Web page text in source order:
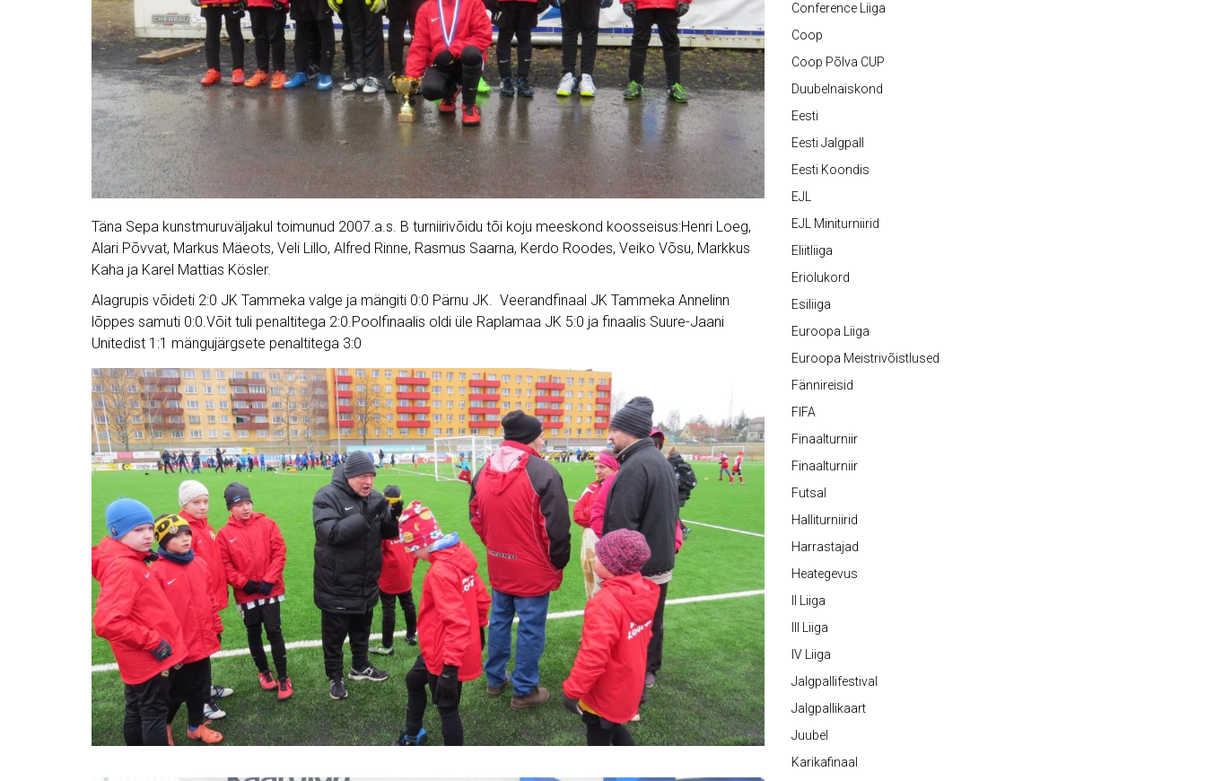
Täna Sepa kunstmuruväljakul toimunud 2007.a.s. B turniirivõidu tõi koju meeskond koosseisus:Henri Loeg,
Alari Põvvat, Markus Mäeots, Veli Lillo, Alfred Rinne, Rasmus Saarna, Kerdo Roodes, Veiko Võsu, Markkus
Kaha ja Karel Mattias Kösler.
Alagrupis võideti 2:0 JK Tammeka valge ja mängiti 0:0 Pärnu JK. Veerandfinaal JK Tammeka Annelinn
lõppes samuti 0:0.Võit tuli penaltitega 2:0.Poolfinaalis oldi üle Raplamaa JK 5:0 ja finaalis Suure-Jaani
Unitedist 1:1 mängujärgsete penaltitega 3:0
Conference Liiga
Coop
Coop Põlva CUP
Duubelnaiskond
Eesti
Eesti Jalgpall
Eesti Koondis
EJL
EJL Miniturniirid
Eliitliiga
Eriolukord
Esiliiga
Euroopa Liiga
Euroopa Meistrivõistlused
Fännireisid
FIFA
Finaalturniir
Finaalturniir
Futsal
Halliturniirid
Harrastajad
Heategevus
II Liiga
III Liiga
IV Liiga
Jalgpallifestival
Jalgpallikaart
Juubel
Karikafinaal